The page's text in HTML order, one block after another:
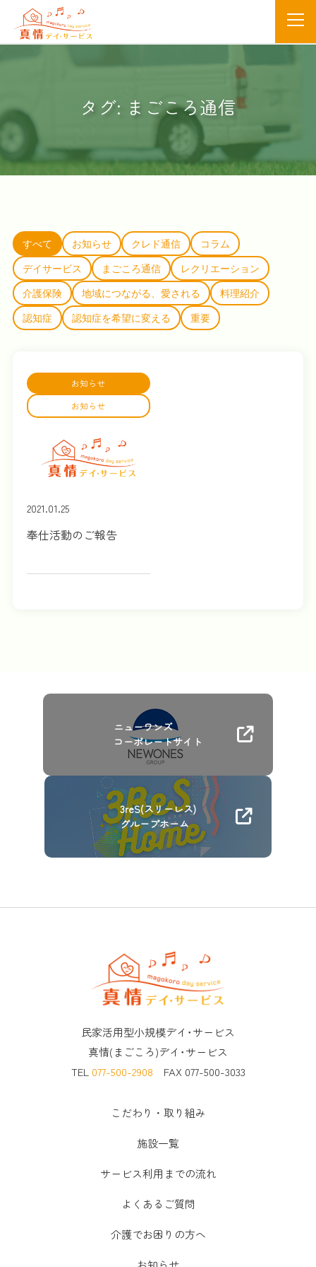
タグ: まごころ通信
すべて お知らせ クレド通信 コラム
デイサービス まごころ通信 レクリエーション
介護保険 地域につながる、愛される 料理紹介
認知症 認知症を希望に変える 重要
お知らせ
お知らせ
2021.01.25
奉仕活動のご報告
ニューワンズ
コーポレートサイト
3reS(スリーレス)
グループホーム
民家活用型小規模デイ･サービス
真情(まごころ)デイ･サービス
TEL 077-500-2908 FAX 077-500-3033
こだわり・取り組み
施設一覧
サービス利用までの流れ
よくあるご質問
介護でお困りの方へ